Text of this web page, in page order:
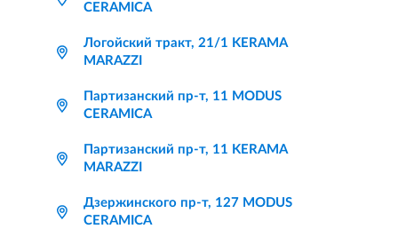
CERAMICA
Логойский тракт, 21/1 KERAMA
MARAZZI
Партизанский пр-т, 11 MODUS
CERAMICA
Партизанский пр-т, 11 KERAMA
MARAZZI
Дзержинского пр-т, 127 MODUS
CERAMICA